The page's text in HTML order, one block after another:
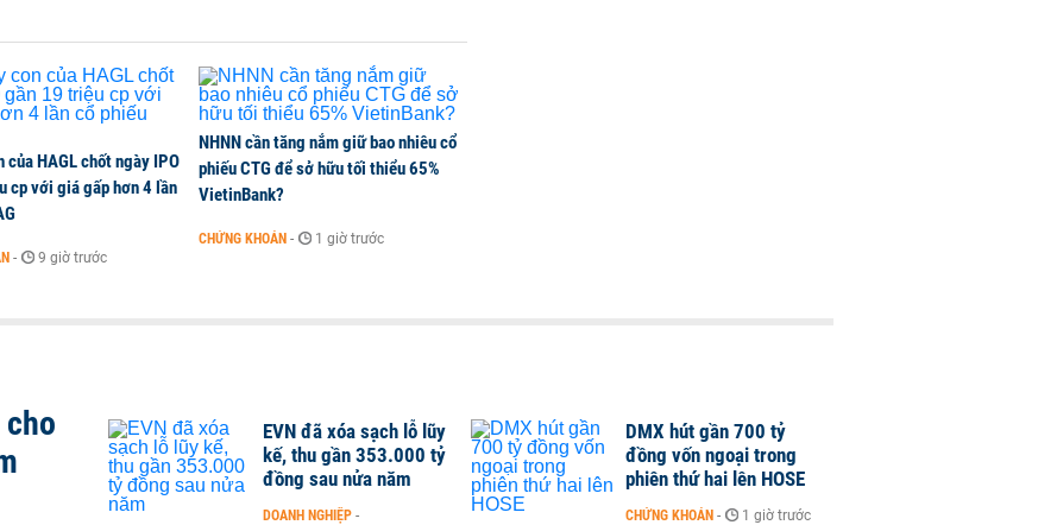
của HAGL chốt ngày IPO
cp với giá gấp hơn 4 lần
- 9 giờ trước
NHNN cần tăng nắm giữ bao nhiêu cổ
phiếu CTG để sở hữu tối thiểu 65%
VietinBank?
CHỨNG KHOÁN - 1 giờ trước
EVN đã xóa sạch lỗ lũy
kế, thu gần 353.000 tỷ
đồng sau nửa năm
DOANH NGHIỆP -
DMX hút gần 700 tỷ
đồng vốn ngoại trong
phiên thứ hai lên HOSE
CHỨNG KHOÁN - 1 giờ trước